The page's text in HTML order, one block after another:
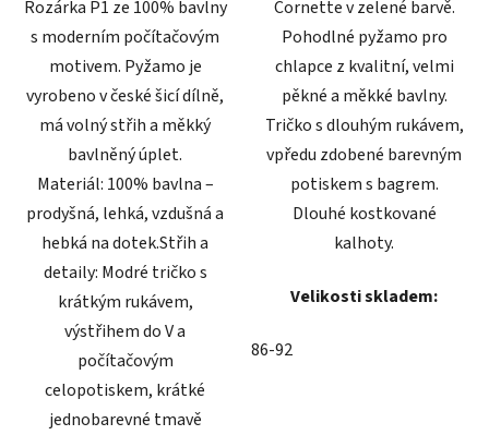
Rozárka P1 ze 100% bavlny
s moderním počítačovým
motivem. Pyžamo je
vyrobeno v české šicí dílně,
má volný střih a měkký
bavlněný úplet.
Materiál: 100% bavlna –
prodyšná, lehká, vzdušná a
hebká na dotek.Střih a
detaily: Modré tričko s
krátkým rukávem,
výstřihem do V a
počítačovým
celopotiskem, krátké
jednobarevné tmavě
Cornette v zelené barvě.
Pohodlné pyžamo pro
chlapce z kvalitní, velmi
pěkné a měkké bavlny.
Tričko s dlouhým rukávem,
vpředu zdobené barevným
potiskem s bagrem.
Dlouhé kostkované
kalhoty.
Velikosti skladem:
86-92